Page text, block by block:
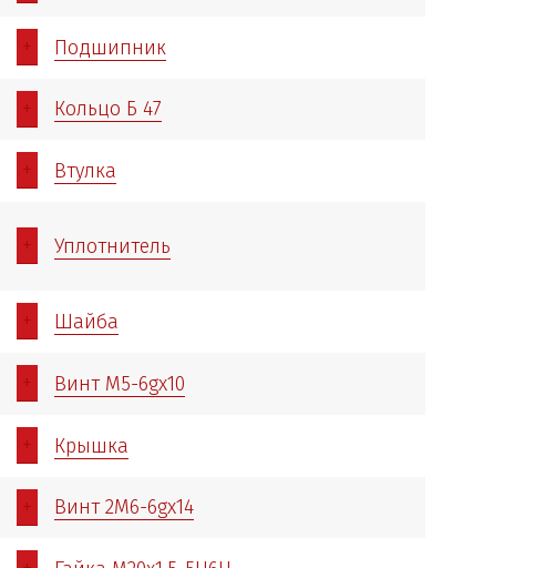
+ Подшипник
+ Кольцо Б 47
+ Втулка
+ Уплотнитель
+ Шайба
+ Винт М5-6gх10
+ Крышка
+ Винт 2М6-6gх14